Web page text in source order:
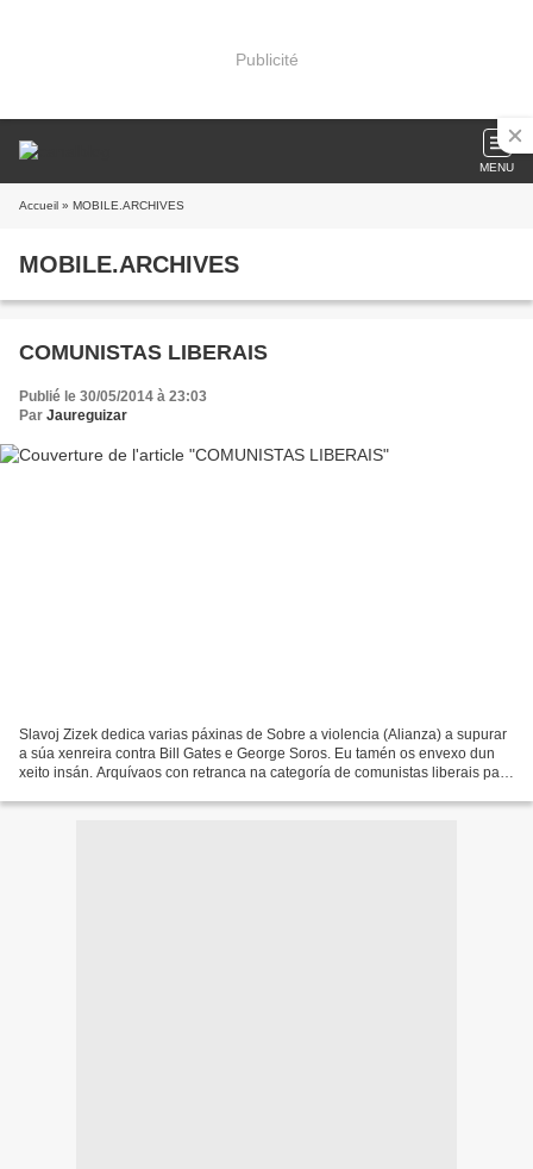
Publicité
MENU
Accueil » MOBILE.ARCHIVES
MOBILE.ARCHIVES
COMUNISTAS LIBERAIS
Publié le 30/05/2014 à 23:03
Par Jaureguizar
Slavoj Zizek dedica varias páxinas de Sobre a violencia (Alianza) a supurar
a súa xenreira contra Bill Gates e George Soros. Eu tamén os envexo dun
xeito insán. Arquívaos con retranca na categoría de comunistas liberais para